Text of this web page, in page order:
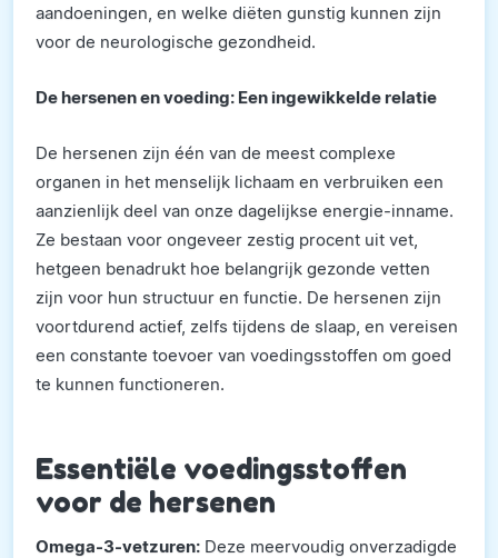
aandoeningen, en welke diëten gunstig kunnen zijn
voor de neurologische gezondheid.
De hersenen en voeding: Een ingewikkelde relatie
De hersenen zijn één van de meest complexe
organen in het menselijk lichaam en verbruiken een
aanzienlijk deel van onze dagelijkse energie-inname.
Ze bestaan voor ongeveer zestig procent uit vet,
hetgeen benadrukt hoe belangrijk gezonde vetten
zijn voor hun structuur en functie. De hersenen zijn
voortdurend actief, zelfs tijdens de slaap, en vereisen
een constante toevoer van voedingsstoffen om goed
te kunnen functioneren.
Essentiële voedingsstoffen
voor de hersenen
Omega-3-vetzuren: Deze meervoudig onverzadigde